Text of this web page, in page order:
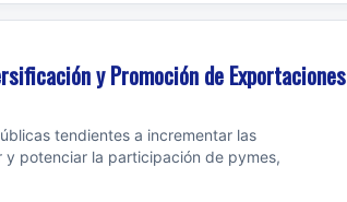
y Promoción de Exportaciones
tendientes a incrementar las
potenciar la participación de pymes,